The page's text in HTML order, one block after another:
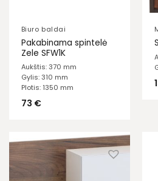
Biuro baldai
Pakabinama spintelė
Zele SFW1K
Aukštis: 370 mm
Gylis: 310 mm
Plotis: 1350 mm
73 €